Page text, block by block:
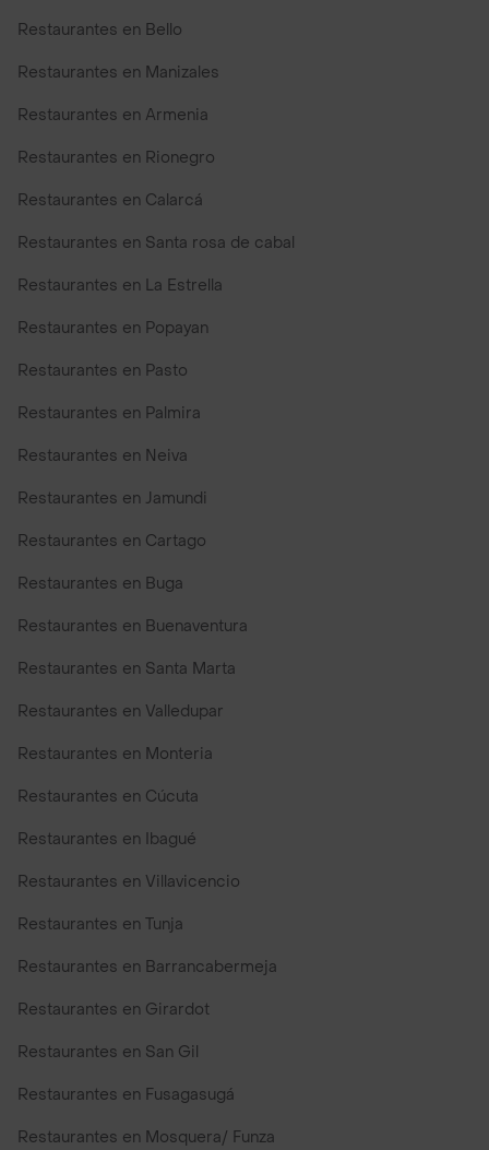
Restaurantes en Bello
Restaurantes en Manizales
Restaurantes en Armenia
Restaurantes en Rionegro
Restaurantes en Calarcá
Restaurantes en Santa rosa de cabal
Restaurantes en La Estrella
Restaurantes en Popayan
Restaurantes en Pasto
Restaurantes en Palmira
Restaurantes en Neiva
Restaurantes en Jamundi
Restaurantes en Cartago
Restaurantes en Buga
Restaurantes en Buenaventura
Restaurantes en Santa Marta
Restaurantes en Valledupar
Restaurantes en Monteria
Restaurantes en Cúcuta
Restaurantes en Ibagué
Restaurantes en Villavicencio
Restaurantes en Tunja
Restaurantes en Barrancabermeja
Restaurantes en Girardot
Restaurantes en San Gil
Restaurantes en Fusagasugá
Restaurantes en Mosquera/ Funza